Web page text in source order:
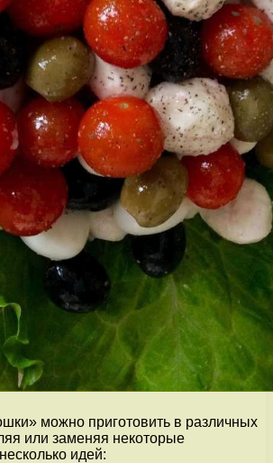
можно приготовить в различных
или заменяя некоторые
идей: